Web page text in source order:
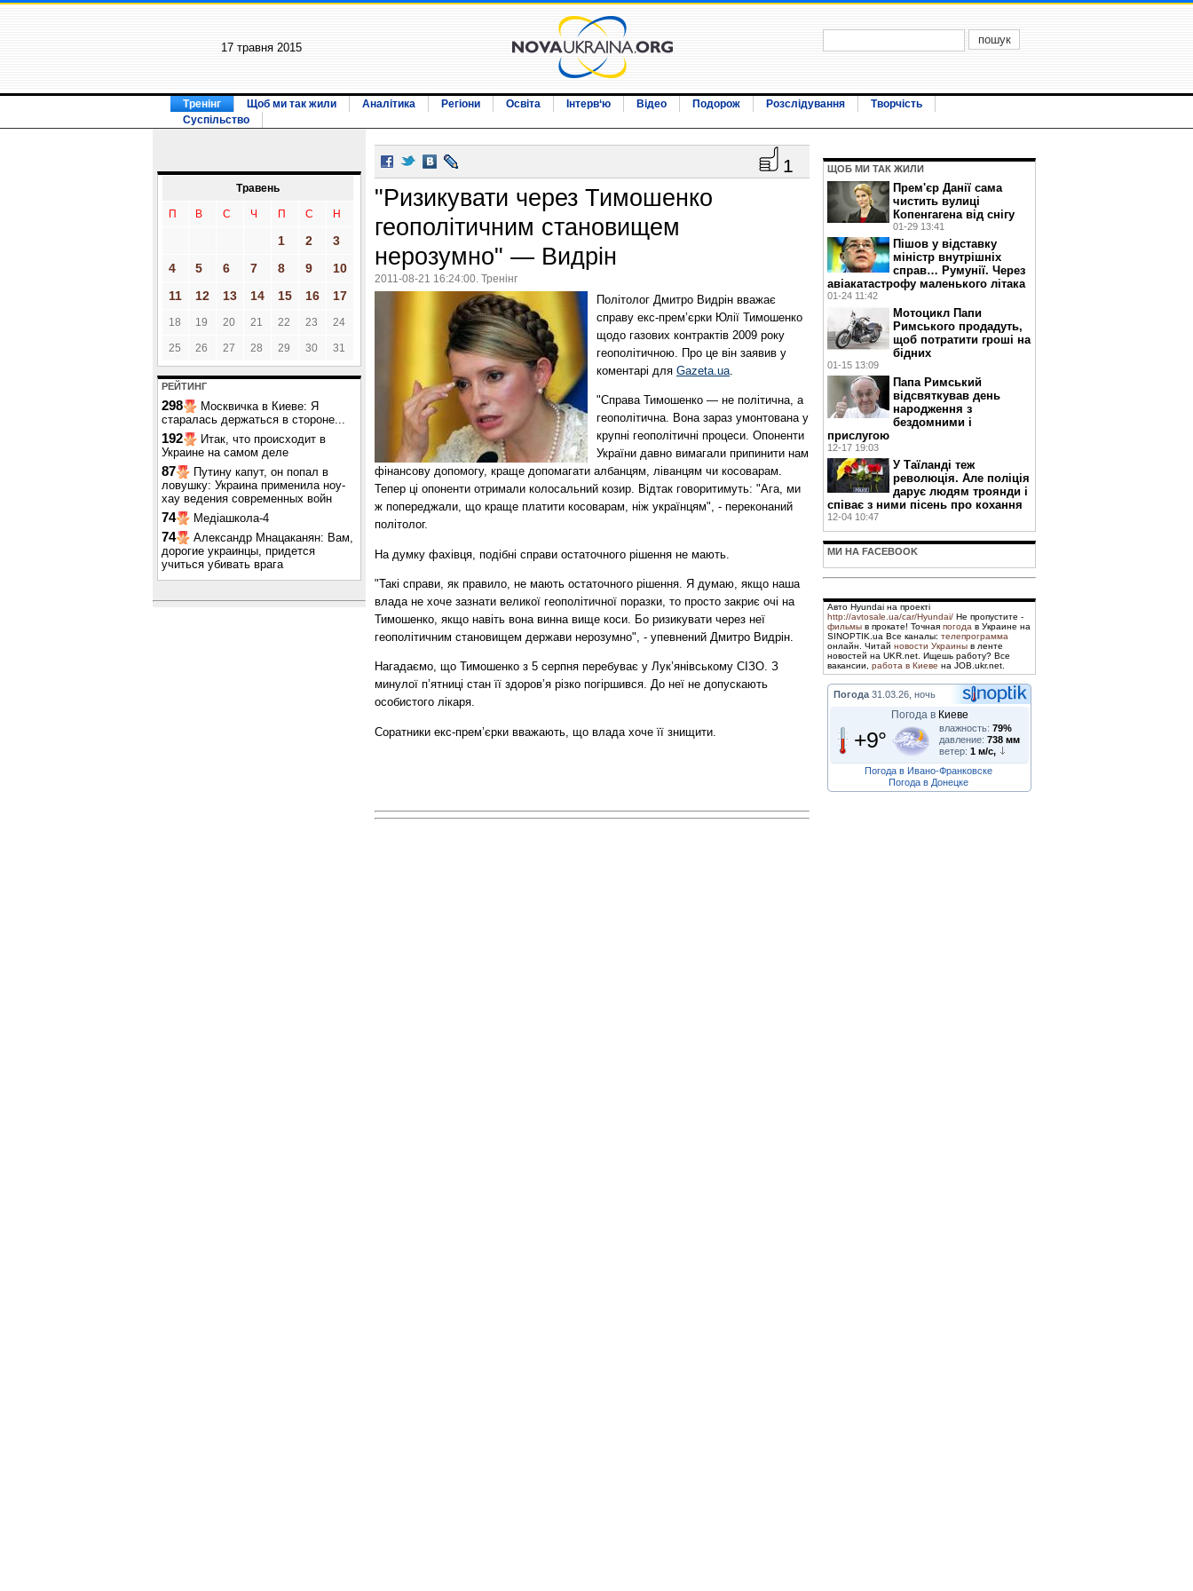
17 травня 2015
Тренінг Щоб ми так жили Аналітика Регіони Освіта Інтерв‘ю Відео Подорож Розслідування
Творчість
Суспільство
Травень
П В С Ч П С Н
1 2
3
4
5 6 7 8 9
10
11
12 13 14 15 16 17
18 19 20 21 22 23 24
25 26 27 28 29 30 31
РЕЙТИНГ
298
Москвичка в Киеве: Я
старалась держаться в стороне...
192
Итак, что происходит в
Украине на самом деле
87
Путину капут, он попал в
ловушку: Украина применила ноу-
хау ведения современных войн
74 Медіашкола-4
74
Александр Мнацаканян: Вам,
дорогие украинцы, придется
учиться убивать врага
1
"Ризикувати через Тимошенко
геополітичним становищем
нерозумно" — Видрін
2011-08-21 16:24:00. Тренінг
Політолог Дмитро Видрін вважає
справу екс-прем’єрки Юлії Тимошенко
щодо газових контрактів 2009 року
геополітичною. Про це він заявив у
коментарі для Gazeta.ua.
"Справа Тимошенко — не політична, а
геополітична. Вона зараз умонтована у
крупні геополітичні процеси. Опоненти
України давно вимагали припинити нам
фінансову допомогу, краще допомагати албанцям, ліванцям чи косоварам.
Тепер ці опоненти отримали колосальний козир. Відтак говоритимуть: "Ага, ми
ж попереджали, що краще платити косоварам, ніж українцям", - переконаний
політолог.
На думку фахівця, подібні справи остаточного рішення не мають.
"Такі справи, як правило, не мають остаточного рішення. Я думаю, якщо наша
влада не хоче зазнати великої геополітичної поразки, то просто закриє очі на
Тимошенко, якщо навіть вона винна вище коси. Бо ризикувати через неї
геополітичним становищем держави нерозумно", - упевнений Дмитро Видрін.
Нагадаємо, що Тимошенко з 5 серпня перебуває у Лук’янівському СІЗО. З
минулої п’ятниці стан її здоров’я різко погіршився. До неї не допускають
особистого лікаря.
Соратники екс-прем’єрки вважають, що влада хоче її знищити.
ЩОБ МИ ТАК ЖИЛИ
Прем'єр Данії сама
чистить вулиці
Копенгагена від снігу
01-29 13:41
Пішов у відставку
міністр внутрішніх
справ… Румунії. Через
авіакатастрофу маленького літака
01-24 11:42
Мотоцикл Папи
Римського продадуть,
щоб потратити гроші на
бідних
01-15 13:09
Папа Римський
відсвяткував день
народження з
бездомними і
прислугою
12-17 19:03
У Таїланді теж
революція. Але поліція
дарує людям троянди і
співає з ними пісень про кохання
12-04 10:47
МИ НА FACEBOOK
Авто Hyundai на проекті
http://avtosale.ua/car/Hyundai/ Не пропустите -
фильмы в прокате! Точная погода в Украине на
SINOPTIK.ua Все каналы: телепрограмма
онлайн. Читай новости Украины в ленте
новостей на UKR.net. Ищешь работу? Все
вакансии, работа в Киеве на JOB.ukr.net.
Погода 31.03.26, ночь
Погода в Киеве
+9° влажность: 79%
давление: 738 мм
ветер: 1 м/с,
Погода в Ивано-Франковске
Погода в Донецке